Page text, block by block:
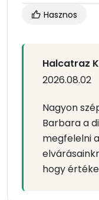
Hasznos
Halcatraz
2026.08.02
Nagyon
Barbara a
megfelelni
hogy